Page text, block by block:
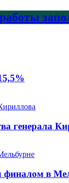
генерала
финалом в